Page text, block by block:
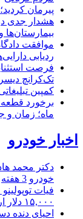
پیرمان
هشدار جدی
موافقت
ردیابی دارایی‌های هک ۱.۵
تک‌کرانچ
کمپین
ماه؛ زمان و
اخبار خودرو
دکتر محمد
خودرو 3 هفته
۱۵,۰۰۰ دلار ارزش خرید دارد؟
احیای دنده